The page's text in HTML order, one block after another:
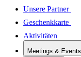
Unsere Partner
Geschenkkarte
Aktivitäten
Meetings & Events